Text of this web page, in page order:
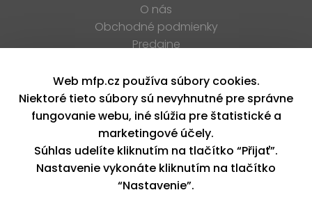
O nás
Obchodné podmienky
Predajne
K stiahnutiu
Blog
Kontakt
Kariéra
XML feed
Copyright © 2026, MFP paper s. r. o. | Všetky práva vyhradené
Web mfp.cz používa súbory cookies.
Niektoré tieto súbory sú nevyhnutné pre správne
fungovanie webu, iné slúžia pre štatistické a
marketingové účely.
Súhlas udelíte kliknutím na tlačítko “Přijať”.
Nastavenie vykonáte kliknutím na tlačítko
“Nastavenie”.